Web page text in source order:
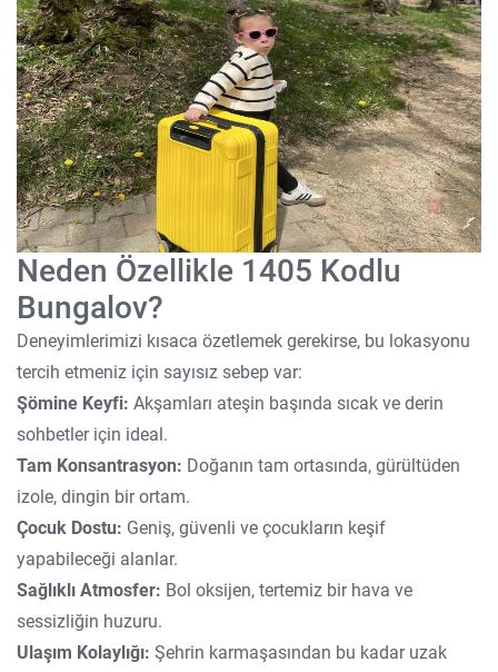
Neden Özellikle 1405 Kodlu
Bungalov?
Deneyimlerimizi kısaca özetlemek gerekirse, bu lokasyonu
tercih etmeniz için sayısız sebep var:
Şömine Keyfi: Akşamları ateşin başında sıcak ve derin
sohbetler için ideal.
Tam Konsantrasyon: Doğanın tam ortasında, gürültüden
izole, dingin bir ortam.
Çocuk Dostu: Geniş, güvenli ve çocukların keşif
yapabileceği alanlar.
Sağlıklı Atmosfer: Bol oksijen, tertemiz bir hava ve
sessizliğin huzuru.
Ulaşım Kolaylığı: Şehrin karmaşasından bu kadar uzak